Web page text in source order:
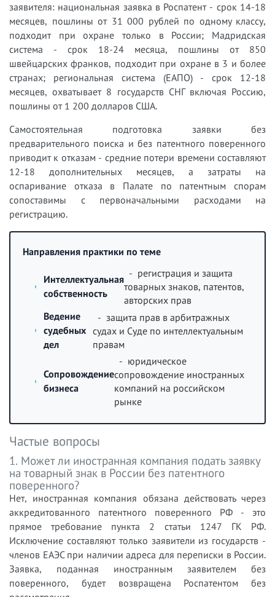
заявителя: национальная заявка в Роспатент - срок 14-18
месяцев, пошлины от 31 000 рублей по одному классу,
подходит при охране только в России; Мадридская
система - срок 18-24 месяца, пошлины от 850
швейцарских франков, подходит при охране в 3 и более
странах; региональная система (ЕАПО) - срок 12-18
месяцев, охватывает 8 государств СНГ включая Россию,
пошлины от 1 200 долларов США.
Самостоятельная подготовка заявки без
предварительного поиска и без патентного поверенного
приводит к отказам - средние потери времени составляют
12-18 дополнительных месяцев, а затраты на
оспаривание отказа в Палате по патентным спорам
сопоставимы с первоначальными расходами на
регистрацию.
Направления практики по теме
Интеллектуальная
собственность
- регистрация и защита
товарных знаков, патентов,
авторских прав
Ведение
судебных
дел
- защита прав в арбитражных
судах и Суде по интеллектуальным
правам
Сопровождение
бизнеса
- юридическое
сопровождение иностранных
компаний на российском
рынке
Частые вопросы
1. Может ли иностранная компания подать заявку
на товарный знак в России без патентного
поверенного?
Нет, иностранная компания обязана действовать через
аккредитованного патентного поверенного РФ - это
прямое требование пункта 2 статьи 1247 ГК РФ.
Исключение составляют только заявители из государств -
членов ЕАЭС при наличии адреса для переписки в России.
Заявка, поданная иностранным заявителем без
поверенного, будет возвращена Роспатентом без